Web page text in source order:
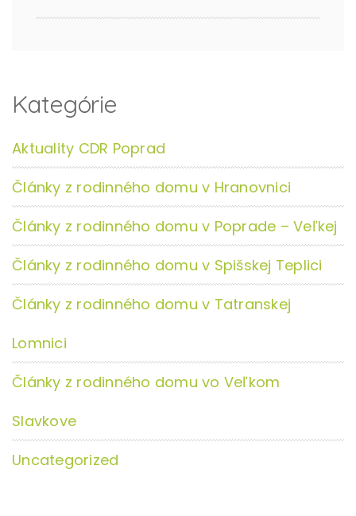
Kategórie
Aktuality CDR Poprad
Články z rodinného domu v Hranovnici
Články z rodinného domu v Poprade – Veľkej
Články z rodinného domu v Spišskej Teplici
Články z rodinného domu v Tatranskej
Lomnici
Články z rodinného domu vo Veľkom
Slavkove
Uncategorized